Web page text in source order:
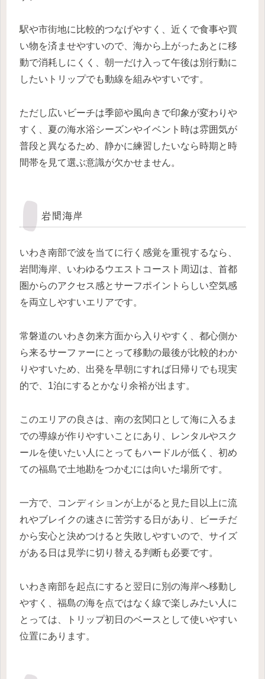
駅や市街地に比較的つなげやすく、近くで食事や買
い物を済ませやすいので、海から上がったあとに移
動で消耗しにくく、朝一だけ入って午後は別行動に
したいトリップでも動線を組みやすいです。
ただし広いビーチは季節や風向きで印象が変わりや
すく、夏の海水浴シーズンやイベント時は雰囲気が
普段と異なるため、静かに練習したいなら時期と時
間帯を見て選ぶ意識が欠かせません。
岩間海岸
いわき南部で波を当てに行く感覚を重視するなら、
岩間海岸、いわゆるウエストコースト周辺は、首都
圏からのアクセス感とサーフポイントらしい空気感
を両立しやすいエリアです。
常磐道のいわき勿来方面から入りやすく、都心側か
ら来るサーファーにとって移動の最後が比較的わか
りやすいため、出発を早朝にすれば日帰りでも現実
的で、1泊にするとかなり余裕が出ます。
このエリアの良さは、南の玄関口として海に入るま
での導線が作りやすいことにあり、レンタルやスク
ールを使いたい人にとってもハードルが低く、初め
ての福島で土地勘をつかむには向いた場所です。
一方で、コンディションが上がると見た目以上に流
れやブレイクの速さに苦労する日があり、ビーチだ
から安心と決めつけると失敗しやすいので、サイズ
がある日は見学に切り替える判断も必要です。
いわき南部を起点にすると翌日に別の海岸へ移動し
やすく、福島の海を点ではなく線で楽しみたい人に
とっては、トリップ初日のベースとして使いやすい
位置にあります。